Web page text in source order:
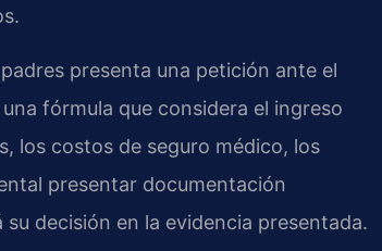
presenta una petición ante el
fórmula que considera el ingreso
los costos de seguro médico, los
presentar documentación
decisión en la evidencia presentada.